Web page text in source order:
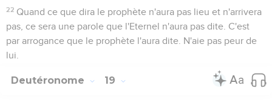
22 Quand ce que dira le prophète n'aura pas lieu et n'arrivera
pas, ce sera une parole que l'Eternel n'aura pas dite. C'est
par arrogance que le prophète l'aura dite. N'aie pas peur de
lui.
Deutéronome 19